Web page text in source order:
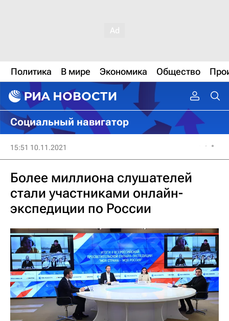
Политика В мире Экономика Общество
Социальный навигатор
15:51 10.11.2021
Более миллиона слушателей
стали участниками онлайн-
экспедиции по России